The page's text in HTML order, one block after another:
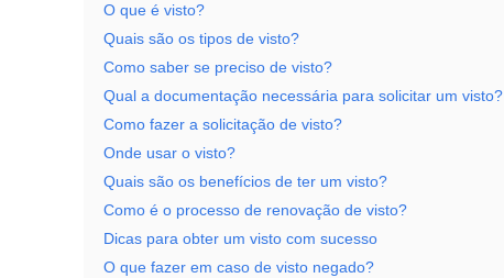
O que é visto?
Quais são os tipos de visto?
Como saber se preciso de visto?
Qual a documentação necessária para solicitar um visto?
Como fazer a solicitação de visto?
Onde usar o visto?
Quais são os benefícios de ter um visto?
Como é o processo de renovação de visto?
Dicas para obter um visto com sucesso
O que fazer em caso de visto negado?